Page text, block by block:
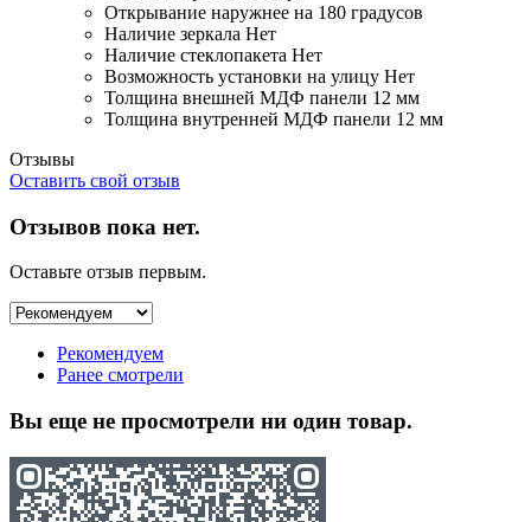
Открывание наружнее на 180 градусов
Наличие зеркала Нет
Наличие стеклопакета Нет
Возможность установки на улицу Нет
Толщина внешней МДФ панели 12 мм
Толщина внутренней МДФ панели 12 мм
Отзывы
Оставить свой отзыв
Отзывов пока нет.
Оставьте отзыв первым.
Рекомендуем
Ранее смотрели
Вы еще не просмотрели ни один товар.